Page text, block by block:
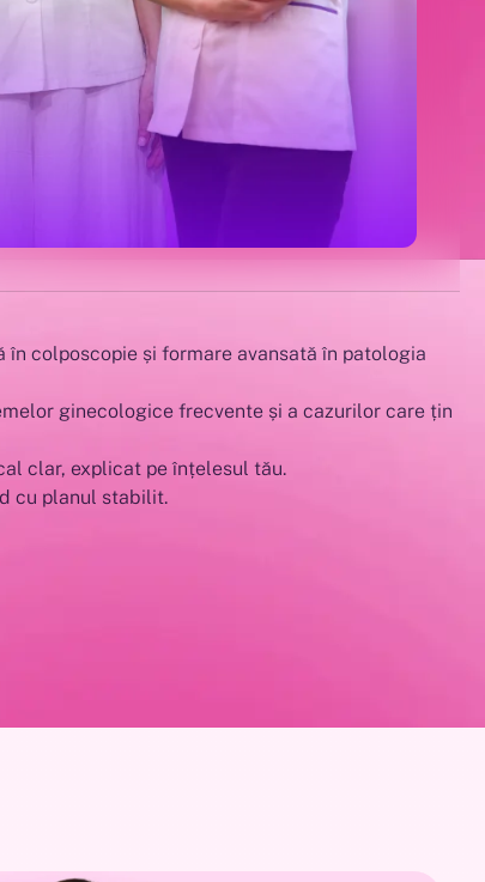
colposcopie și formare avansată în patologia
ginecologice frecvente și a cazurilor care țin
clar, explicat pe înțelesul tău.
cu planul stabilit.